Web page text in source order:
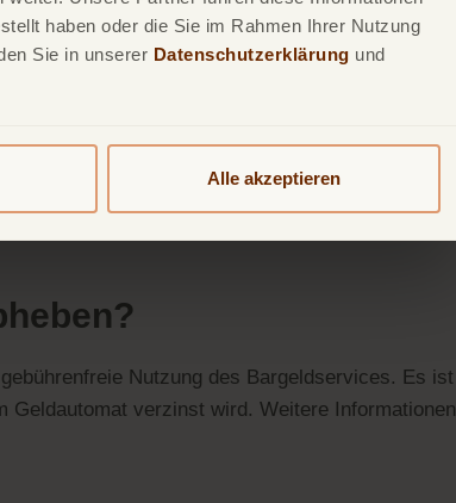
haben oder die Sie im Rahmen Ihrer Nutzung
Sie in unserer Datenschutzerklärung und
Alle akzeptieren
Sicherheitsstandards wie bei anderen
Nutzung des Bargeldservices. Es ist
Geldautomat verzinst wird. Weitere Informationen